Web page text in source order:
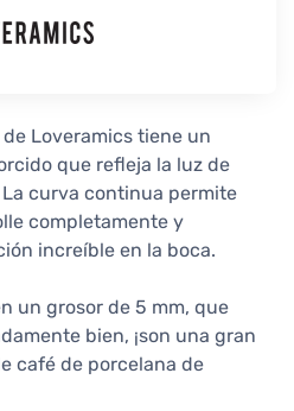
Loveramics tiene un
que refleja la luz de
curva continua permite
completamente y
increíble en la boca.
un grosor de 5 mm, que
bien, ¡son una gran
café de porcelana de